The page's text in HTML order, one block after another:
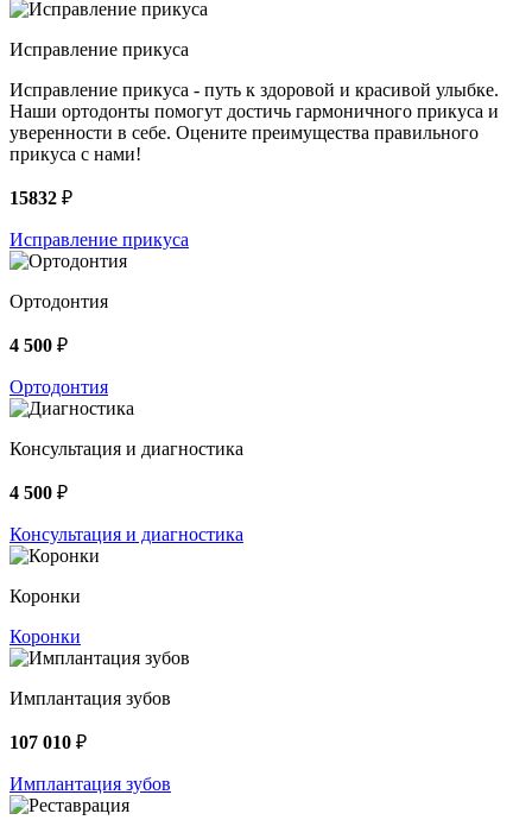
Исправление прикуса
Исправление прикуса - путь к здоровой и красивой улыбке.
Наши ортодонты помогут достичь гармоничного прикуса и
уверенности в себе. Оцените преимущества правильного
прикуса с нами!
15832 ₽
Исправление прикуса
Ортодонтия
4 500 ₽
Ортодонтия
Консультация и диагностика
4 500 ₽
Консультация и диагностика
Коронки
Коронки
Имплантация зубов
107 010 ₽
Имплантация зубов